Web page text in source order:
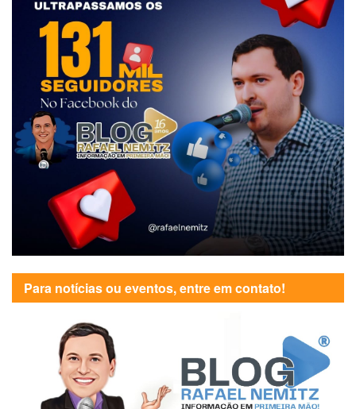
Para notícias ou eventos, entre em contato!